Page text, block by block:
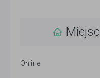
Online